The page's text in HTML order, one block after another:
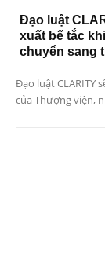
Đạo luật
xuất bế tắc
chuyển sang
Đạo luật CLARITY
của Thượng viện,